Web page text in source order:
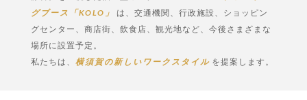
グブース「KOLO」
は、交通機関、行政施設、ショッピン
グセンター、商店街、飲食店、観光地など、今後さまざまな
場所に設置予定。
私たちは、 横須賀の新しいワークスタイルを提案します。